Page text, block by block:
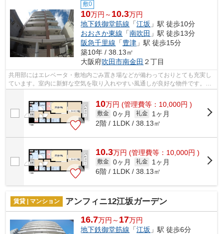
敷0
10万円～ 10.3万円
地下鉄御堂筋線 「江坂 」駅 徒歩10分
おおさか東線 「南吹田 」駅 徒歩13分
阪急千里線 「豊津 」駅 徒歩15分
築10年 / 38.13㎡
大阪府吹田市南金田 ２丁目
共用部にはエレベータ・敷地内ごみ置き場などが備わっておりとても充実し
ています。室内に新鮮な空気を取り入れやすい風通しが良好な物件です。眺
10万円 (管理費等：10,000円 )
敷金 0ヶ月 礼金
1ヶ月
2階 / 1LDK / 38.13㎡
10.3万円 (管理費等：10,000円 )
敷金 0ヶ月 礼金
1ヶ月
6階 / 1LDK / 38.13㎡
賃貸 | マンション アンフィニ12江坂ガーデン
16.7万円～ 17万円
地下鉄御堂筋線 「江坂 」駅 徒歩6分